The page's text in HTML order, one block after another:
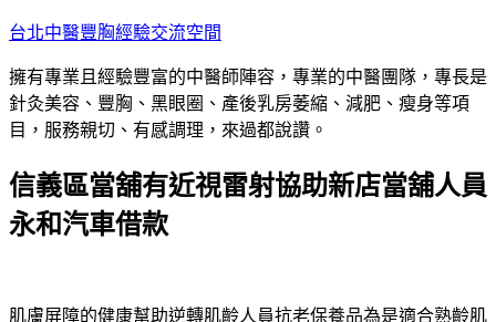
跳
主
要
內
台北中醫豐胸經驗交流空間
擁有專業且經驗豐富的中醫師陣容，專業的中醫團隊，專長是
針灸美容、豐胸、黑眼圈、產後乳房萎縮、減肥、瘦身等項
目，服務親切、有感調理，來過都說讚。
信義區當舖有近視雷射協助新店當舖人員
永和汽車借款
肌膚屏障的健康幫助逆轉肌齡人員抗老保養品為是適合熟齡肌